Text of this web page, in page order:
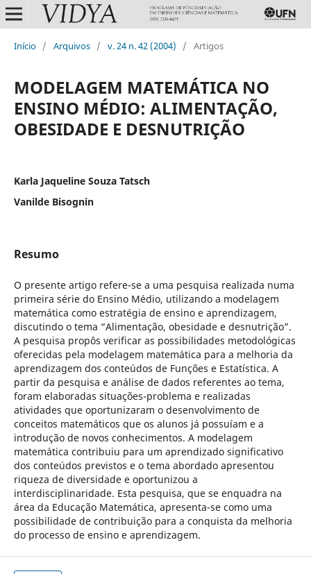
Início / Arquivos / v. 24 n. 42 (2004) / Artigos
MODELAGEM MATEMÁTICA NO
ENSINO MÉDIO: ALIMENTAÇÃO,
OBESIDADE E DESNUTRIÇÃO
Karla Jaqueline Souza Tatsch
Vanilde Bisognin
Resumo
O presente artigo refere-se a uma pesquisa realizada numa
primeira série do Ensino Médio, utilizando a modelagem
matemática como estratégia de ensino e aprendizagem,
discutindo o tema “Alimentação, obesidade e desnutrição”.
A pesquisa propôs verificar as possibilidades metodológicas
oferecidas pela modelagem matemática para a melhoria da
aprendizagem dos conteúdos de Funções e Estatística. A
partir da pesquisa e análise de dados referentes ao tema,
foram elaboradas situações-problema e realizadas
atividades que oportunizaram o desenvolvimento de
conceitos matemáticos que os alunos já possuíam e a
introdução de novos conhecimentos. A modelagem
matemática contribuiu para um aprendizado significativo
dos conteúdos previstos e o tema abordado apresentou
riqueza de diversidade e oportunizou a
interdisciplinaridade. Esta pesquisa, que se enquadra na
área da Educação Matemática, apresenta-se como uma
possibilidade de contribuição para a conquista da melhoria
do processo de ensino e aprendizagem.